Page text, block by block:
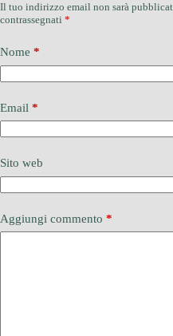
Il tuo indirizzo email non sarà
contrassegnati *
Nome *
Email *
Sito web
Aggiungi commento *